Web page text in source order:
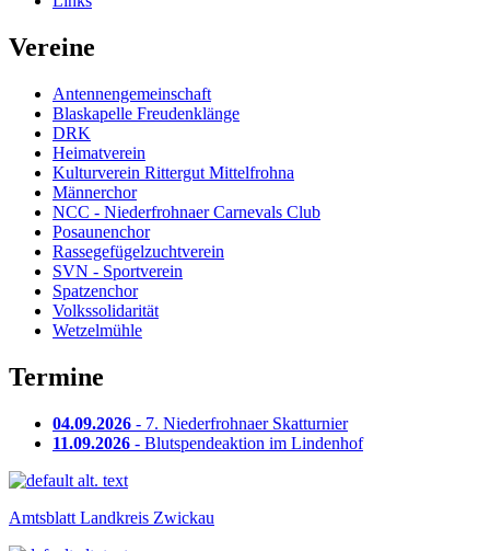
Vereine
Antennengemeinschaft
Blaskapelle Freudenklänge
DRK
Heimatverein
Kulturverein Rittergut Mittelfrohna
Männerchor
NCC - Niederfrohnaer Carnevals Club
Posaunenchor
Rassegefügelzuchtverein
SVN - Sportverein
Spatzenchor
Volkssolidarität
Wetzelmühle
Termine
04.09.2026 - 7. Niederfrohnaer Skatturnier
11.09.2026 - Blutspendeaktion im Lindenhof
Amtsblatt Landkreis Zwickau